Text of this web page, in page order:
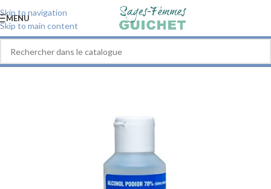
Skip to navigation
Skip to main content
MENU